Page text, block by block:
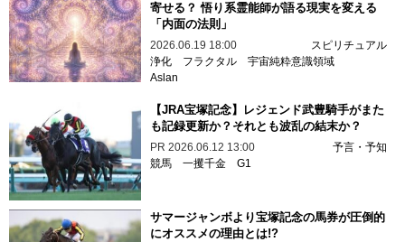
寄せる？ 悟り系霊能師が語る現実を変える
「内面の法則」
2026.06.19 18:00
スピリチュアル
浄化
フラクタル 宇宙純粋意識領域
Aslan
【JRA宝塚記念】レジェンド武豊騎手がまた
も記録更新か？それとも波乱の結末か？
PR 2026.06.12 13:00
予言・予知
競馬 一攫千金 G1
サマージャンボより宝塚記念の馬券が圧倒的
にオススメの理由とは!?